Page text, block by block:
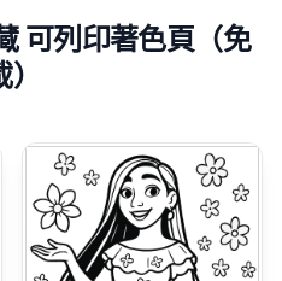
可列印著色頁（免